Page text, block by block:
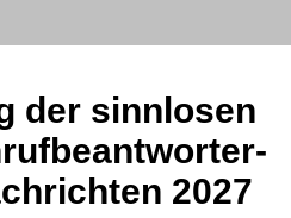
der sinnlosen
2027